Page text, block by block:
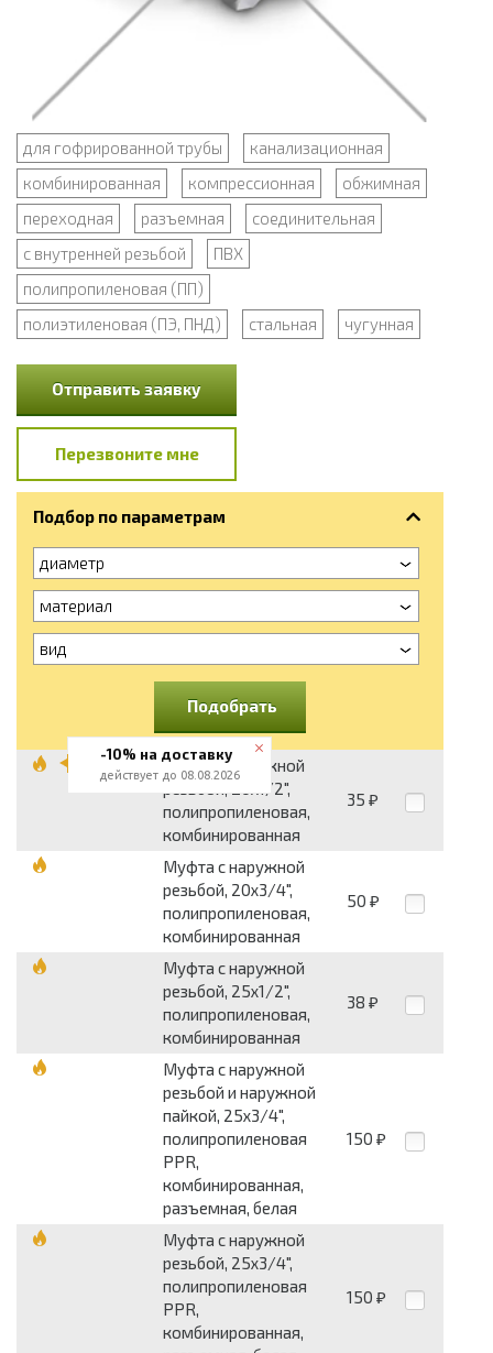
для гофрированной трубы
канализационная
комбинированная
компрессионная
обжимная
переходная
разъемная
соединительная
с внутренней резьбой
ПВХ
полипропиленовая (ПП)
полиэтиленовая (ПЭ, ПНД)
стальная чугунная
Отправить заявку
Перезвоните мне
Подбор по параметрам
диаметр
материал
вид
Подобрать
Муфта с наружной
резьбой, 20x1/2",
полипропиленовая,
комбинированная
35 ₽
Муфта с наружной
резьбой, 20x3/4",
полипропиленовая,
комбинированная
50 ₽
Муфта с наружной
резьбой, 25x1/2",
полипропиленовая,
комбинированная
38 ₽
Муфта с наружной
резьбой и наружной
пайкой, 25x3/4",
полипропиленовая
PPR,
комбинированная,
разъемная, белая
150 ₽
Муфта с наружной
резьбой, 25x3/4",
полипропиленовая
PPR,
комбинированная,
150 ₽
-10% на доставку
действует до 08.08.2026